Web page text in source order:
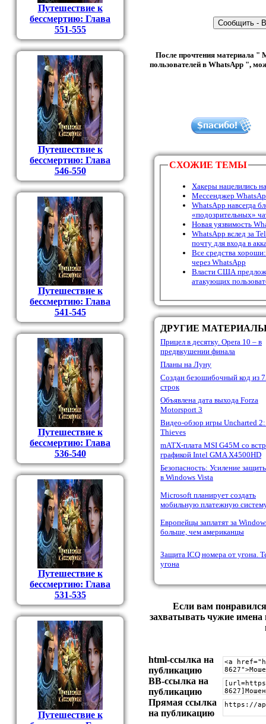
Путешествие к
бессмертию: Глава
551-555
Путешествие к
бессмертию: Глава
546-550
Путешествие к
бессмертию: Глава
541-545
Путешествие к
бессмертию: Глава
536-540
Путешествие к
бессмертию: Глава
531-535
Путешествие к
После прочтения материала "
пользователей в WhatsApp ",
СХОЖИЕ ТЕМЫ
Хакеры нацелились
Мессенджер
WhatsApp навсегда
«подозрительных»
Новая уязвимость
WhatsApp вслед за
почту для входа в
Все средства
через WhatsApp
Власти США
атакующих
ДРУГИЕ
Прицел в десятку. Opera 10 – в
предвкушении финала
Планы на Луну
Создан безошибочный код из
строк
Объявлена дата выхода Forza
Motorsport 3
Видео-обзор игры Uncharted
Thieves
mATX-плата MSI G45M со
графикой Intel GMA X4500HD
Безопасность: Усиление
в Windows Vista
Microsoft планирует создать
мобильную платежную
Европейцы заплатят за
больше, чем американцы
Защита ICQ номера от угона.
угона
Если вам
захватывать чужие имена
html-cсылка на
публикацию
BB-cсылка на
публикацию
Прямая ссылка
на публикацию